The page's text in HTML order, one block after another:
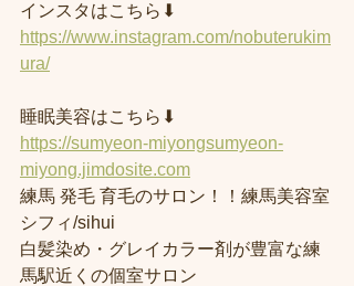
インスタはこちら⬇︎
https://www.instagram.com/nobuterukim
ura/
睡眠美容はこちら⬇︎
https://sumyeon-miyongsumyeon-
miyong.jimdosite.com
練馬 発毛 育毛のサロン！！練馬美容室
シフィ/sihui
白髪染め・グレイカラー剤が豊富な練
馬駅近くの個室サロン